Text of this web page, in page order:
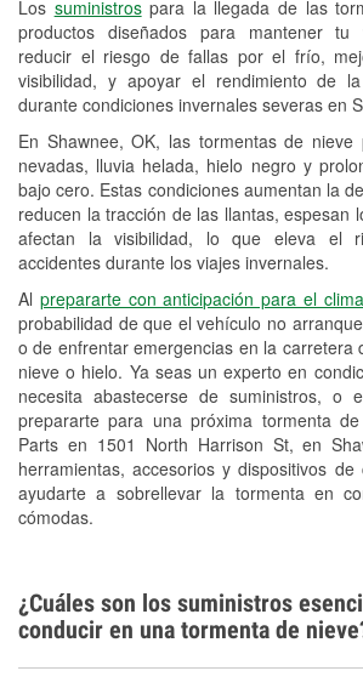
Los suministrospara la llegada de las
productos diseñados para mantener tu
reducir el riesgo de fallas por el frío,
visibilidad, y apoyar el rendimiento de
durante condiciones invernales severas en
En Shawnee, OK, las tormentas de
nevadas, lluvia helada, hielo negro y
bajo cero. Estas condiciones aumentan la
reducen la tracción de las llantas, espesan
afectan la visibilidad, lo que eleva el
accidentes durante los viajes invernales.
Al prepararte con anticipación para el
probabilidad de que el vehículo no
o de enfrentar emergencias en la carretera
nieve o hielo. Ya seas un experto en
necesita abastecerse de suministros, o
prepararte para una próxima tormenta de
Parts en 1501 North Harrison St, en
herramientas, accesorios y dispositivos
ayudarte a sobrellevar la tormenta en
cómodas.
Reciclaje de baterías y
Instalación de bombillas de
Instalación de
Programa de Préstamo de
Herramientas
Mezcla de pinturas
Rectificación de tambores y
freno
Snowstorm Supplies
Tornado Supplies
Conoce más
¿Cuáles son los suministros
conducir en una tormenta de